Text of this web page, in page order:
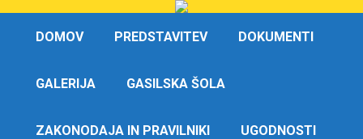
DOMOV PREDSTAVITEV DOKUMENTI
GALERIJA GASILSKA ŠOLA
ZAKONODAJA IN PRAVILNIKI UGODNOSTI